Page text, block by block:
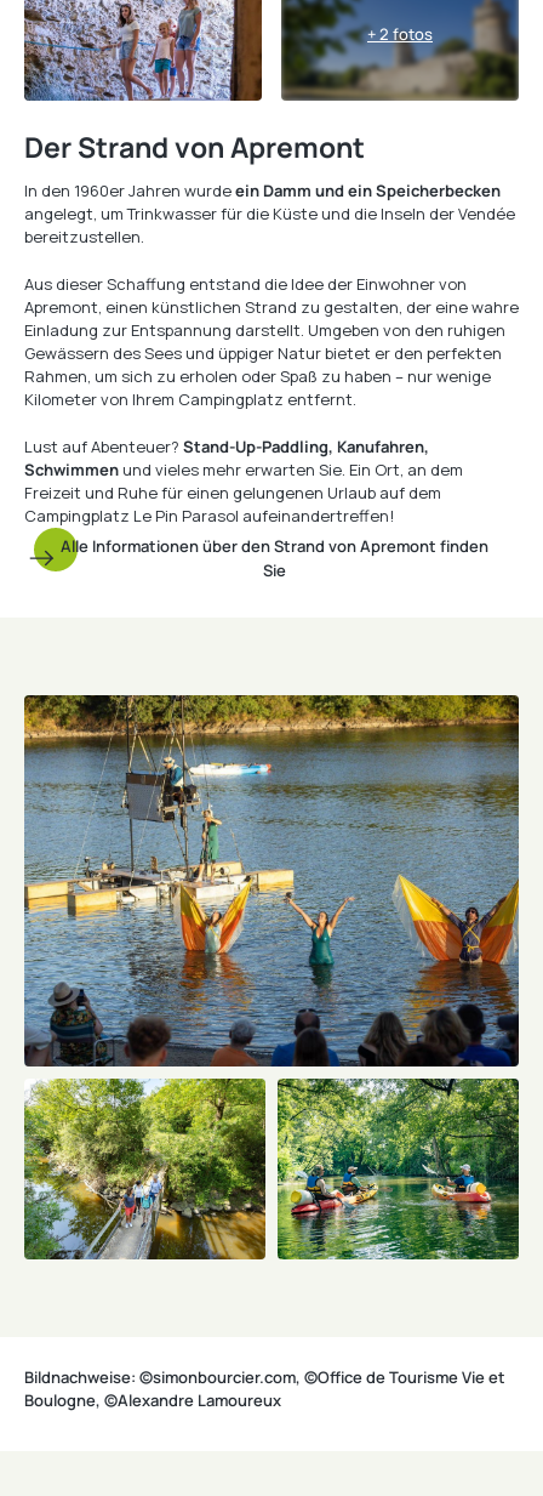
+ 2 fotos
Der Strand von Apremont
In den 1960er Jahren wurdeein Damm und ein Speicherbecken
angelegt, um Trinkwasser für die Küste und die Inseln der Vendée
bereitzustellen.
Aus dieser Schaffung entstand die Idee der Einwohner von
Apremont, einen künstlichen Strand zu gestalten, der eine wahre
Einladung zur Entspannung darstellt. Umgeben von den ruhigen
Gewässern des Sees und üppiger Natur bietet er den perfekten
Rahmen, um sich zu erholen oder Spaß zu haben – nur wenige
Kilometer von Ihrem Campingplatz entfernt.
Lust auf Abenteuer? Stand-Up-Paddling, Kanufahren,
Schwimmen und vieles mehr erwarten Sie. Ein Ort, an dem
Freizeit und Ruhe für einen gelungenen Urlaub auf dem
Campingplatz Le Pin Parasol aufeinandertreffen!
Alle Informationen über den Strand von Apremont finden
Sie
Bildnachweise: ©simonbourcier.com, ©Office de Tourisme Vie et
Boulogne, ©Alexandre Lamoureux